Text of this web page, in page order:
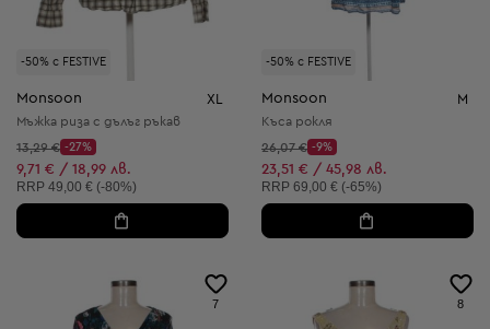
-50% с FESTIVE
Monsoon XL
Мъжка риза с дълъг ръкав
Начална цена:
13,29 €
Discount Price:
-27%
Намалена цена:
9,71 € / 18,99 лв.
Препоръчителна цена:
RRP 49,00 € (-80%)
-50% с FESTIVE
Monsoon M
Къса рокля
Начална цена:
26,07 €
Discount Price:
-9%
Намалена цена:
23,51 € / 45,98 лв.
Препоръчителна цена:
RRP 69,00 € (-65%)
7 8